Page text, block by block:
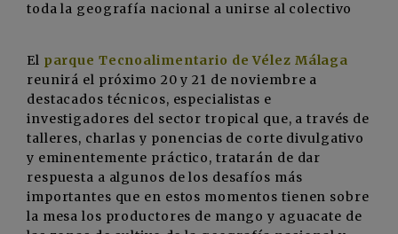
toda la geografía nacional a unirse al colectivo
El parque Tecnoalimentario de Vélez Málaga
reunirá el próximo 20 y 21 de noviembre a
destacados técnicos, especialistas e
investigadores del sector tropical que, a través de
talleres, charlas y ponencias de corte divulgativo
y eminentemente práctico, tratarán de dar
respuesta a algunos de los desafíos más
importantes que en estos momentos tienen sobre
la mesa los productores de mango y aguacate de